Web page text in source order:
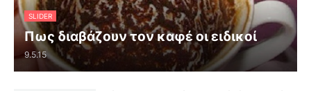
SLIDER
Πως διαβάζουν τον καφέ οι ειδικοί
9.5.15